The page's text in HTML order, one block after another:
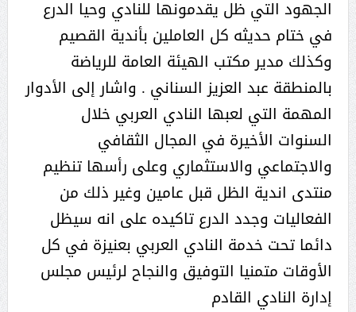
الجهود التي ظل يقدمونها للنادي وحيا الدرع
في ختام حديثه كل العاملين بأندية القصيم
وكذلك مدير مكتب الهيئة العامة للرياضة
بالمنطقة عبد العزيز السناني . واشار إلى الأدوار
المهمة التي لعبها النادي العربي خلال
السنوات الأخيرة في المجال الثقافي
والاجتماعي والاستثماري وعلى رأسها تنظيم
منتدى اندية الظل قبل عامين وغير ذلك من
الفعاليات وجدد الدرع تاكيده على انه سيظل
دائما تحت خدمة النادي العربي بعنيزة في كل
الأوقات متمنيا التوفيق والنجاح لرئيس مجلس
إدارة النادي القادم